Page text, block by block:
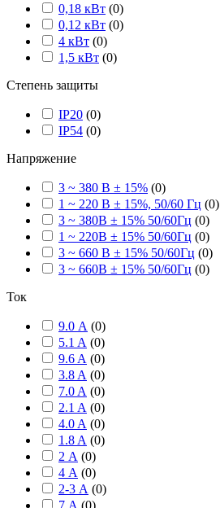
0,18 кВт (0)
0,12 кВт (0)
4 кВт (0)
1,5 кВт (0)
Степень защиты
IP20 (0)
IP54 (0)
Напряжение
3 ~ 380 В ± 15% (0)
1 ~ 220 В ± 15%, 50/60 Гц (0)
3 ~ 380В ± 15% 50/60Гц (0)
1 ~ 220В ± 15% 50/60Гц (0)
3 ~ 660 В ± 15% 50/60Гц (0)
3 ~ 660В ± 15% 50/60Гц (0)
Ток
9.0 А (0)
5.1 A (0)
9.6 A (0)
3.8 A (0)
7.0 A (0)
2.1 A (0)
4.0 A (0)
1.8 A (0)
2 А (0)
4 А (0)
2-3 А (0)
7 А (0)